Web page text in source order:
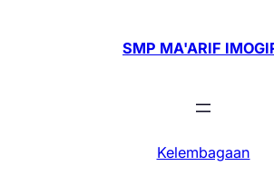
SMP MA'ARIF
Kelembagaan